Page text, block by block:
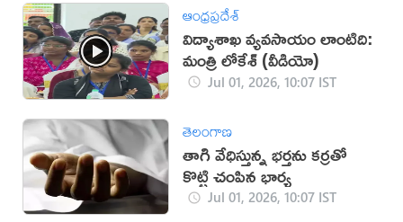
ఆంధ్రప్రదేశ్
విద్యాశాఖ వ్యవసాయం లాంటిది:
మంత్రి లోకేశ్ (వీడియో)
Jul 01, 2026, 10:07 IST
తెలంగాణ
తాగి వేధిస్తున్న భర్తను కర్రతో
కొట్టి చంపిన భార్య
Jul 01, 2026, 10:07 IST